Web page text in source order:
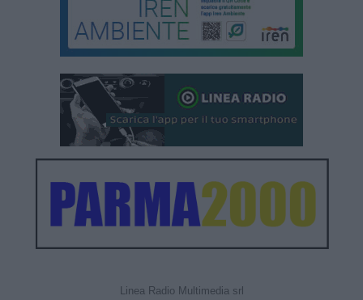
Linea Radio Multimedia srl